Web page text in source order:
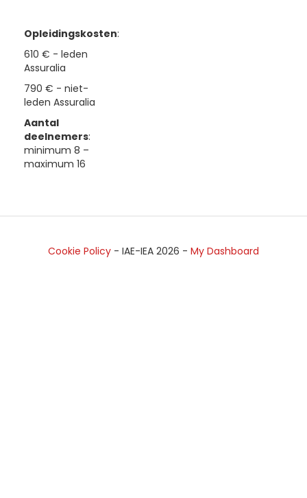
Opleidingskosten:
610 € - leden
Assuralia
790 € - niet-
leden Assuralia
Aantal
deelnemers:
minimum 8 –
maximum 16
Cookie Policy - IAE-IEA 2026 - My Dashboard